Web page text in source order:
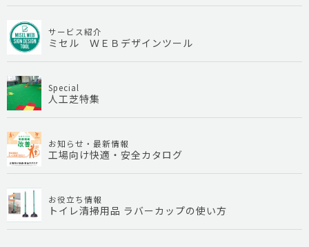
サービス紹介
ミセル ＷＥＢデザインツール
Special
人工芝特集
お知らせ・最新情報
工場向け快適・安全カタログ
お役立ち情報
トイレ清掃用品 ラバーカップの使い方